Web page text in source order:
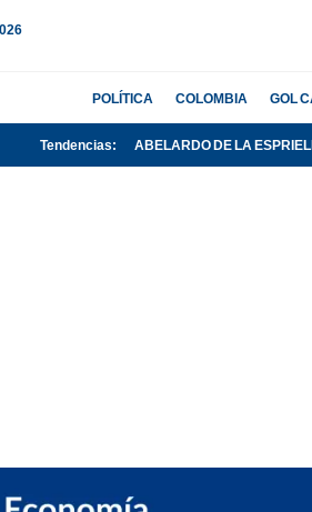
POLÍTICA COLOMBIA GOL
Tendencias: ABELARDO DE LA